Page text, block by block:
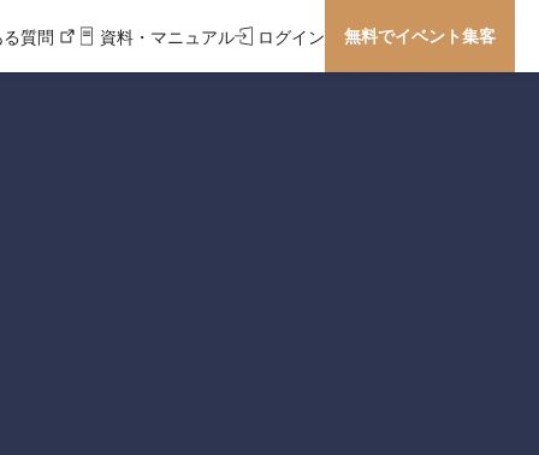
る質問 資料・マニュアル ログイン 無料でイベント集客